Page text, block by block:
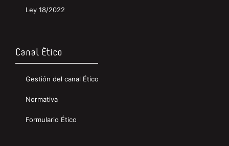
Ley 18/2022
Canal Ético
Gestión del canal Ético
Normativa
Formulario Ético